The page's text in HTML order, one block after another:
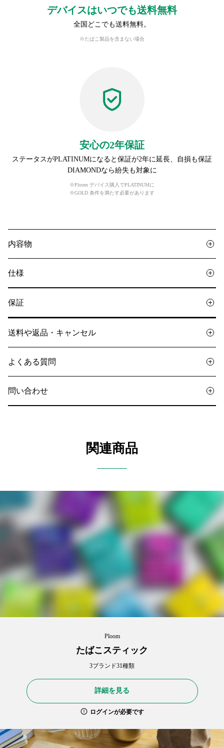
デバイスはいつでも送料無料
全国どこでも送料無料。
※たばこ製品を含まない場合
安心の2年保証
ステータスがPLATINUMになると保証が2年に延長、自損も保証
DIAMONDなら紛失も対象に
※Ploom デバイス購入でPLATINUMに
※GOLD 条件を満たす必要があります
内容物
仕様
保証
送料や返品・キャンセル
よくある質問
問い合わせ
関連商品
Ploom
たばこスティック
3ブランド31種類
詳細を見る
ログインが必要です